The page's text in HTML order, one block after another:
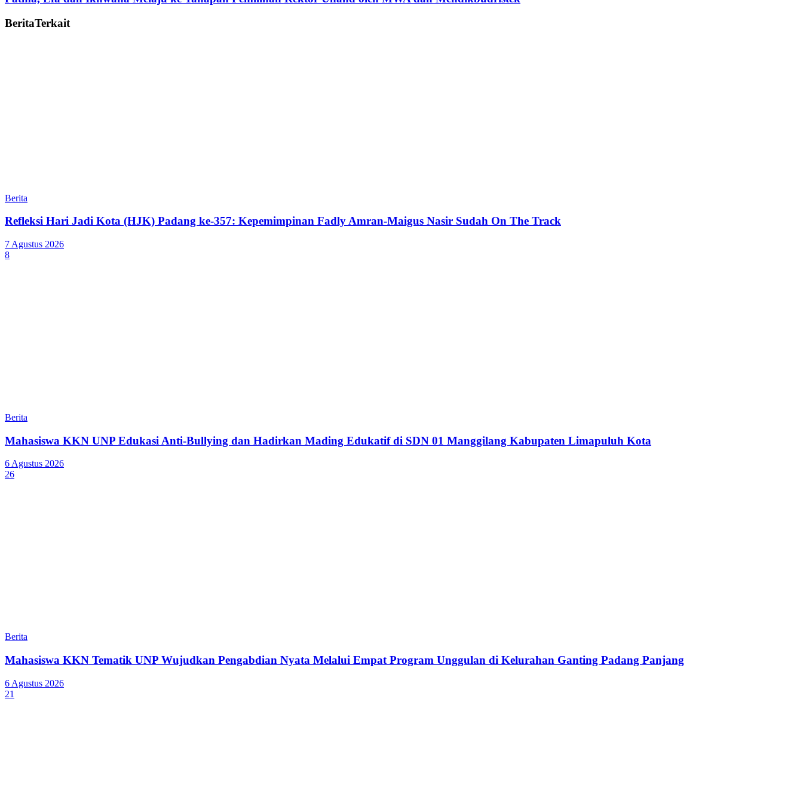
BeritaTerkait
Berita
Refleksi Hari Jadi Kota (HJK) Padang ke-357: Kepemimpinan Fadly Amran-Maigus Nasir Sudah On The Track
7 Agustus 2026
8
Berita
Mahasiswa KKN UNP Edukasi Anti-Bullying dan Hadirkan Mading Edukatif di SDN 01 Manggilang Kabupaten Limapuluh Kota
6 Agustus 2026
26
Berita
Mahasiswa KKN Tematik UNP Wujudkan Pengabdian Nyata Melalui Empat Program Unggulan di Kelurahan Ganting Padang Panjang
6 Agustus 2026
21